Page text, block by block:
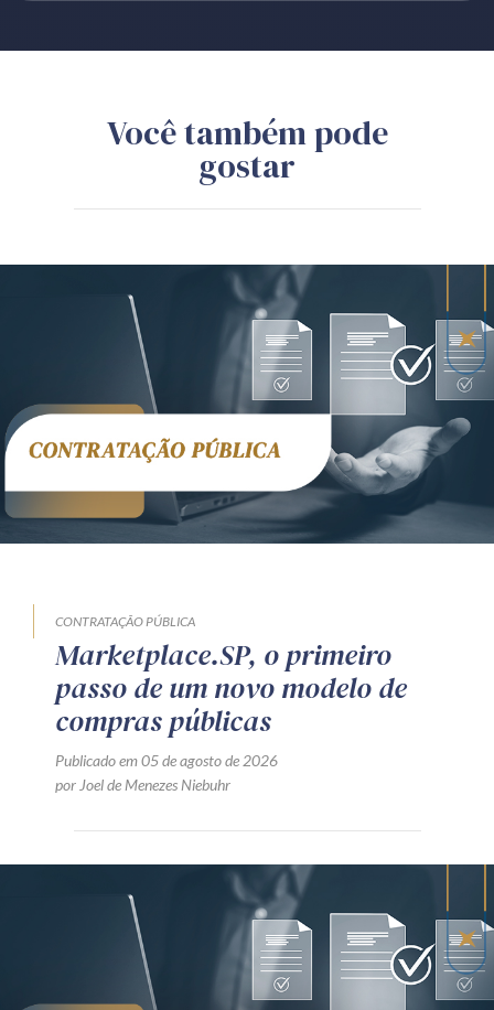
Você também pode
gostar
CONTRATAÇÃO PÚBLICA
Marketplace.SP, o primeiro
passo de um novo modelo de
compras públicas
Publicado em 05 de agosto de 2026
por Joel de Menezes Niebuhr